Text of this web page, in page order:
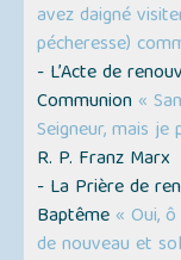
avez daigné
pécheresse)
- L’Acte de
Communion «
Seigneur, mais
R. P. Franz Marx
- La Prière de
Baptême « Oui,
de nouveau et